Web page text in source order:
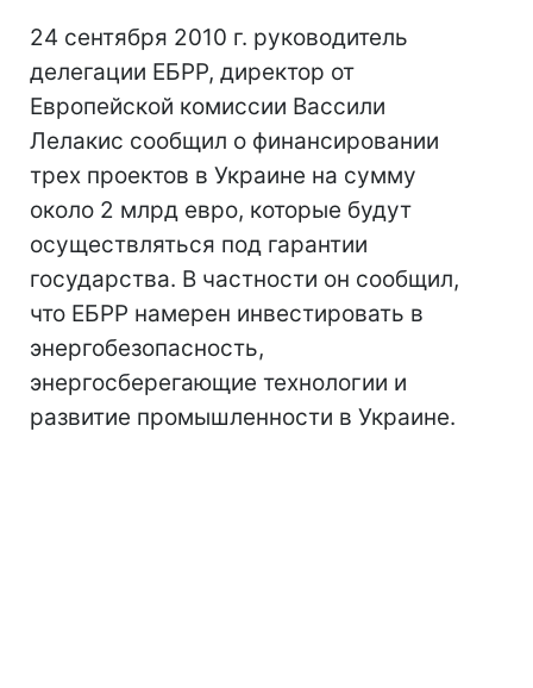
24 сентября 2010 г. руководитель
делегации ЕБРР, директор от
Европейской комиссии Вассили
Лелакис сообщил о финансировании
трех проектов в Украине на сумму
около 2 млрд евро, которые будут
осуществляться под гарантии
государства. В частности он сообщил,
что ЕБРР намерен инвестировать в
энергобезопасность,
энергосберегающие технологии и
развитие промышленности в Украине.